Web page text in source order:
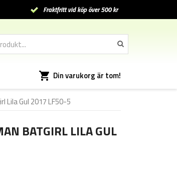
Fraktfritt vid köp över 500 kr
Din varukorg är tom!
Lila Gul 2017 LF50-5
BATGIRL LILA GUL